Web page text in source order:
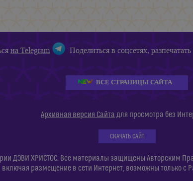
на Telegram Поделиться в соцсетях,
ВСЕ СТРАНИЦЫ САЙТА
Архивная версия Сайта для просмотра без
СКАЧАТЬ САЙТ
ДЭВИ ХРИСТОС. Все материалы защищены Авторским
включая размещение в сети Интернет, возможны только с